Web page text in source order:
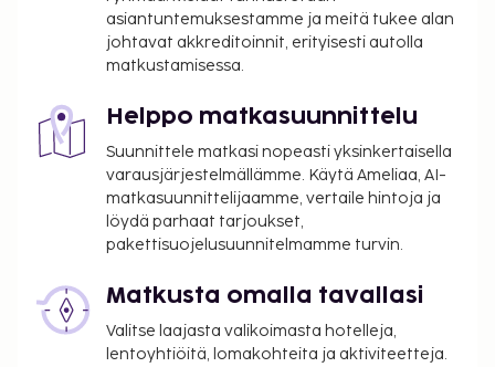
asiantuntemuksestamme ja meitä tukee alan
johtavat akkreditoinnit, erityisesti autolla
matkustamisessa.
Helppo matkasuunnittelu
Suunnittele matkasi nopeasti yksinkertaisella
varausjärjestelmällämme. Käytä Ameliaa, AI-
matkasuunnittelijaamme, vertaile hintoja ja
löydä parhaat tarjoukset,
pakettisuojelusuunnitelmamme turvin.
Matkusta omalla tavallasi
Valitse laajasta valikoimasta hotelleja,
lentoyhtiöitä, lomakohteita ja aktiviteetteja.